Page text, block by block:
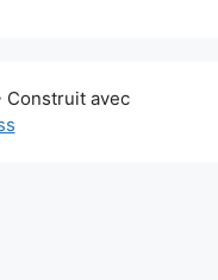
Construit avec